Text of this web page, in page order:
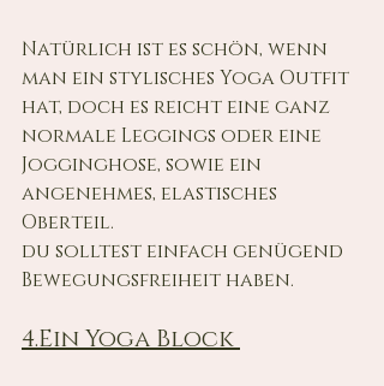
Natürlich ist es schön, wenn
man ein stylisches Yoga Outfit
hat, doch es reicht eine ganz
normale Leggings oder eine
Jogginghose, sowie ein
angenehmes, elastisches
Oberteil.
du solltest einfach genügend
Bewegungsfreiheit haben.
4.Ein Yoga Block